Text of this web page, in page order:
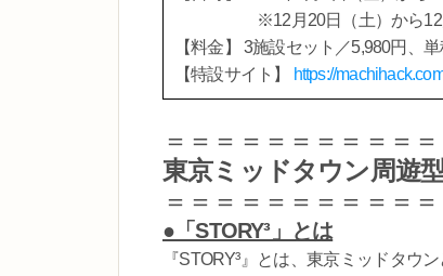
※12月20日（土）から12月
【料金】 3施設セット／5,980円、
【特設サイト】
https://
＝＝＝＝＝＝＝＝＝＝
東京ミッドタウン周遊
＝＝＝＝＝＝＝＝＝＝
●「STORY³」とは
『STORY³』とは、東京ミッドタウ